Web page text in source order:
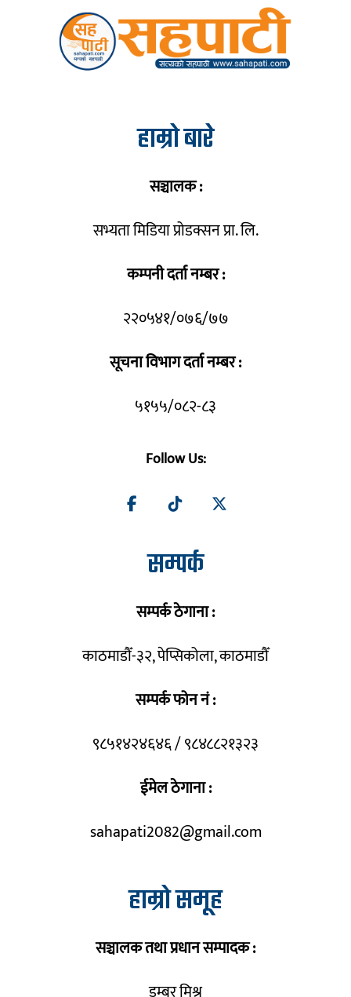
हाम्रो बारे
सञ्चालक :
सभ्यता मिडिया प्रोडक्सन प्रा. लि.
कम्पनी दर्ता नम्बर :
२२०५४१/०७६/७७
सूचना विभाग दर्ता नम्बर :
५१५५/०८२-८३
Follow Us:
सम्पर्क
सम्पर्क ठेगाना :
काठमाडौँ-३२, पेप्सिकोला, काठमाडौँ
सम्पर्क फोन नं :
९८५१४२४६४६ / ९८४८८२१३२३
ईमेल ठेगाना :
sahapati2082@gmail.com
हाम्रो समूह
सञ्चालक तथा प्रधान सम्पादक :